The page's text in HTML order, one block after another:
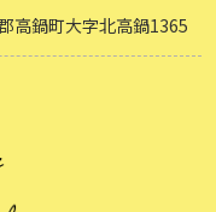
高鍋町大字北高鍋1365